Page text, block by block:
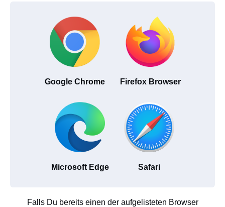
Google Chrome Firefox Browser
Microsoft Edge Safari
Falls Du bereits einen der aufgelisteten Browser